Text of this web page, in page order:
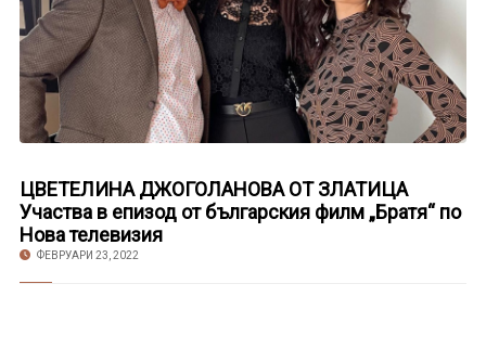
ЦВЕТЕЛИНА ДЖОГОЛАНОВА ОТ ЗЛАТИЦА
Участва в епизод от българския филм „Братя“ по
Нова телевизия
ФЕВРУАРИ 23, 2022